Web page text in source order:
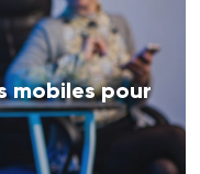
mobiles pour